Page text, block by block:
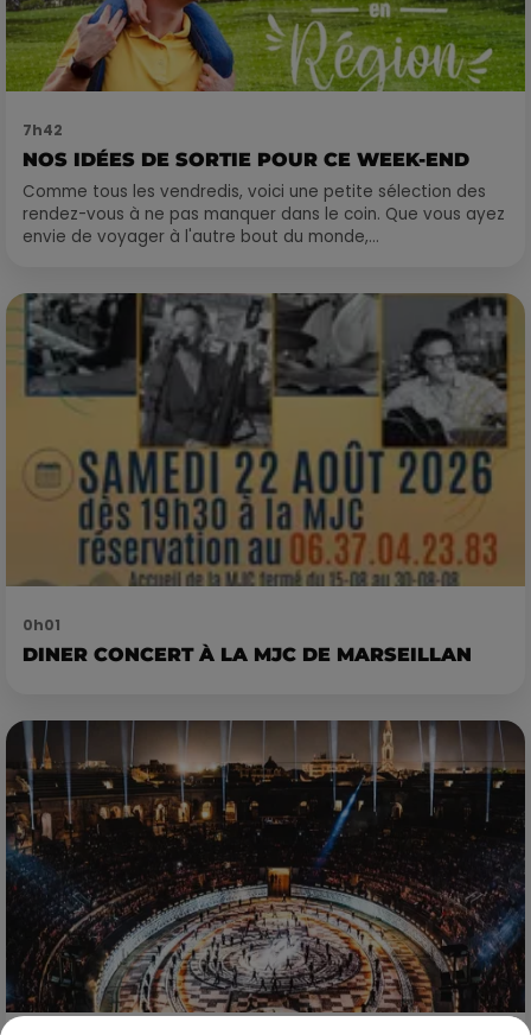
7h42
NOS IDÉES DE SORTIE POUR CE WEEK-END
Comme tous les vendredis, voici une petite sélection des
rendez-vous à ne pas manquer dans le coin. Que vous ayez
envie de voyager à l'autre bout du monde,...
0h01
DINER CONCERT À LA MJC DE MARSEILLAN